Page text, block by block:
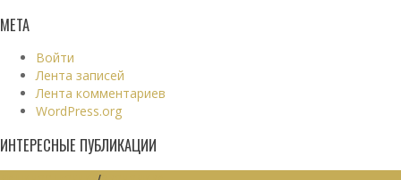
МЕТА
Войти
Лента записей
Лента комментариев
WordPress.org
ИНТЕРЕСНЫЕ ПУБЛИКАЦИИ